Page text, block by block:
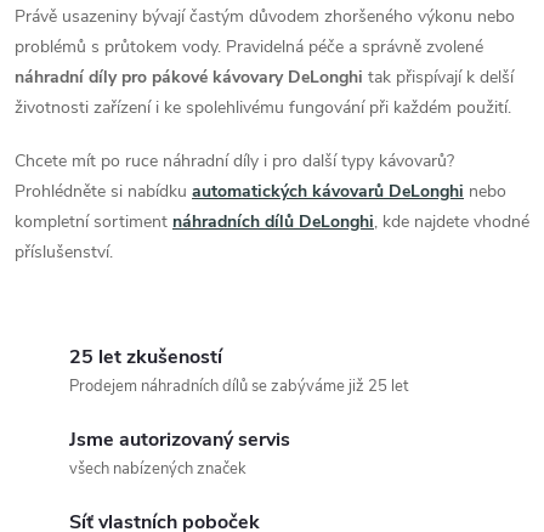
Právě usazeniny bývají častým důvodem zhoršeného výkonu nebo
problémů s průtokem vody. Pravidelná péče a správně zvolené
náhradní díly pro pákové kávovary DeLonghi tak přispívají k delší
životnosti zařízení i ke spolehlivému fungování při každém použití.
Chcete mít po ruce náhradní díly i pro další typy kávovarů?
Prohlédněte si nabídku automatických kávovarů DeLonghi nebo
kompletní sortiment náhradních dílů DeLonghi, kde najdete vhodné
příslušenství.
25 let zkušeností
Prodejem náhradních dílů se zabýváme již 25 let
Jsme autorizovaný servis
všech nabízených značek
Síť vlastních poboček